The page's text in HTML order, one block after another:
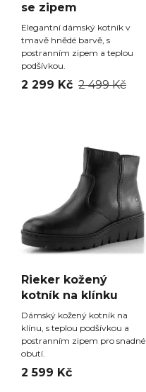
se zipem
Elegantní dámský kotník v
tmavě hnědé barvě, s
postranním zipem a teplou
podšívkou.
2 299 Kč 2 499 Kč
Rieker kožený
kotník na klínku
Dámský kožený kotník na
klínu, s teplou podšívkou a
postranním zipem pro snadné
obutí.
2 599 Kč